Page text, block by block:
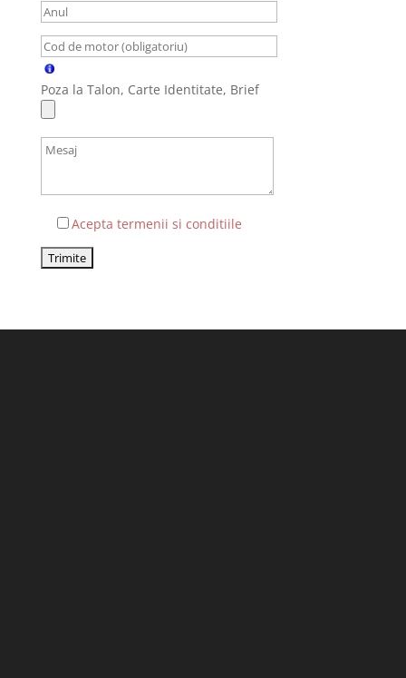
Poza la Talon, Carte Identitate, Brief
Acepta termenii si conditiile